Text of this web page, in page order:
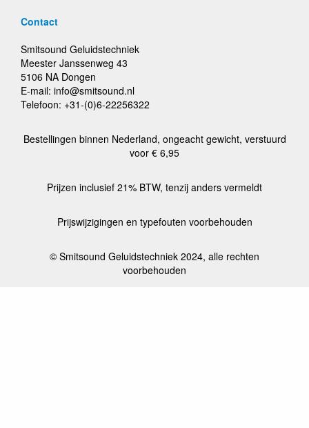
Contact
Smitsound Geluidstechniek
Meester Janssenweg 43
5106 NA Dongen
E-mail: info@smitsound.nl
Telefoon: +31-(0)6-22256322
Bestellingen binnen Nederland, ongeacht gewicht, verstuurd
voor € 6,95
Prijzen inclusief 21% BTW, tenzij anders vermeldt
Prijswijzigingen en typefouten voorbehouden
© Smitsound Geluidstechniek 2024, alle rechten
voorbehouden